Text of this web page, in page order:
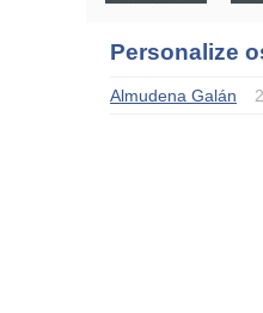
Personalize
Almudena Galán